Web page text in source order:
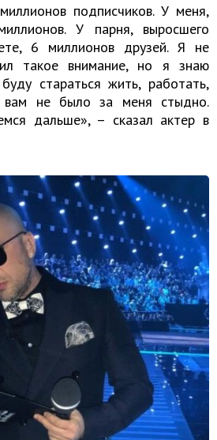
подписчиков. У меня,
У парня, выросшего
6 миллионов друзей. Я не
такое внимание, но я знаю
стараться жить, работать,
вам не было за меня стыдно.
дальше», – сказал актер в